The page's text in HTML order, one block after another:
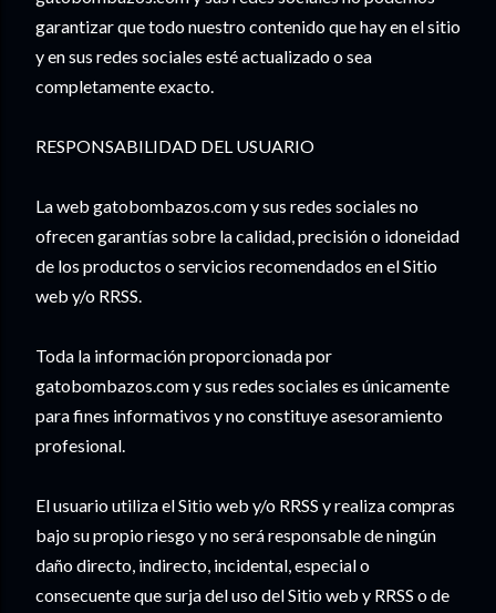
garantizar que todo nuestro contenido que hay en el sitio
y en sus redes sociales esté actualizado o sea
completamente exacto.
RESPONSABILIDAD DEL USUARIO
La web gatobombazos.com y sus redes sociales no
ofrecen garantías sobre la calidad, precisión o idoneidad
de los productos o servicios recomendados en el Sitio
web y/o RRSS.
Toda la información proporcionada por
gatobombazos.com y sus redes sociales es únicamente
para fines informativos y no constituye asesoramiento
profesional.
El usuario utiliza el Sitio web y/o RRSS y realiza compras
bajo su propio riesgo y no será responsable de ningún
daño directo, indirecto, incidental, especial o
consecuente que surja del uso del Sitio web y RRSS o de